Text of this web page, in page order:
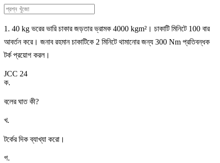
1. 40 kg ভরের ভারি চাকার জড়তার ভ্রামক 4000 kgm²। চাকাটি মিনিটে 100 বার
আবর্তন করে। জনাব রহমান চাকাটিকে 2 মিনিটে থামানোর জন্য 300 Nm প্রতিবন্ধক
টর্ক প্রয়োগ করল।
JCC 24
ক.
বলের ঘাত কী?
খ.
টর্কের দিক ব্যাখ্যা করো।
গ.